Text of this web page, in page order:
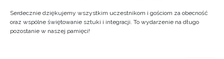
Serdecznie dziękujemy wszystkim uczestnikom i gościom za obecność
oraz wspólne świętowanie sztuki i integracji. To wydarzenie na długo
pozostanie w naszej pamięci!